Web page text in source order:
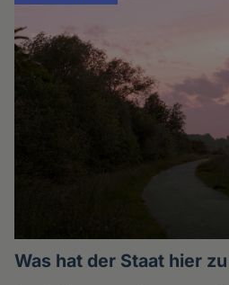
Was hat der Staat hier